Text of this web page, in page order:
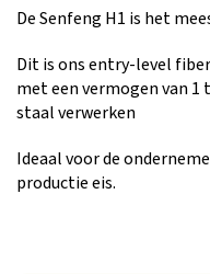
De Senfeng H1 is het
Dit is ons entry-level
met een vermogen van
staal verwerken
Ideaal voor de
productie eis.